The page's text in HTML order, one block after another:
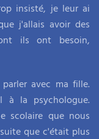
insisté, je leur ai
j'allais avoir des
ils ont besoin,
avec ma fille.
à la psychologue.
scolaire que nous
que c'était plus